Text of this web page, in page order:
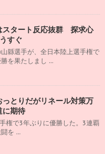
スタート反応抜群 探求心
すぐ
縣選手が、全日本陸上選手権で
を果たしまし ...
とりだがリネール対策万
に期待
権で3年ぶりに優勝した。3連覇
を ...